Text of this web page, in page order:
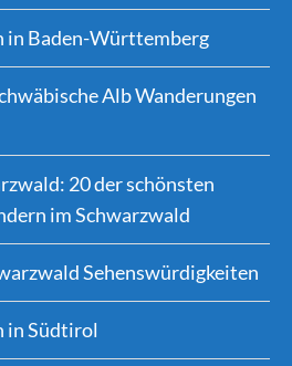
in Baden-Württemberg
Alb Wanderungen
20 der schönsten
im Schwarzwald
Sehenswürdigkeiten
in Südtirol